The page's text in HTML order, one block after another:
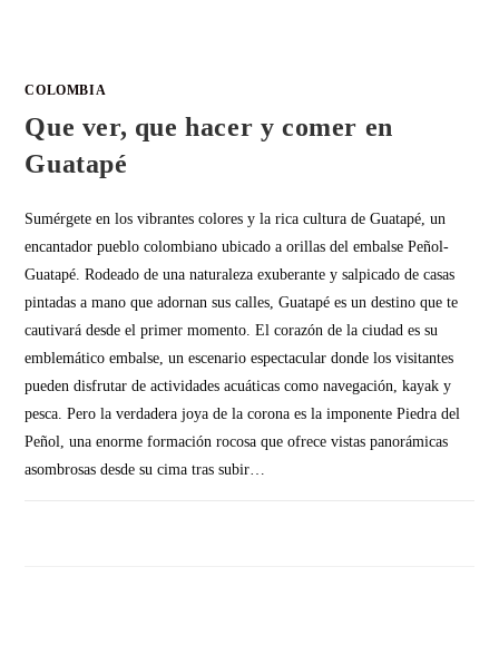
COLOMBIA
Que ver, que hacer y comer en
Guatapé
Sumérgete en los vibrantes colores y la rica cultura de Guatapé, un
encantador pueblo colombiano ubicado a orillas del embalse Peñol-
Guatapé. Rodeado de una naturaleza exuberante y salpicado de casas
pintadas a mano que adornan sus calles, Guatapé es un destino que te
cautivará desde el primer momento. El corazón de la ciudad es su
emblemático embalse, un escenario espectacular donde los visitantes
pueden disfrutar de actividades acuáticas como navegación, kayak y
pesca. Pero la verdadera joya de la corona es la imponente Piedra del
Peñol, una enorme formación rocosa que ofrece vistas panorámicas
asombrosas desde su cima tras subir…